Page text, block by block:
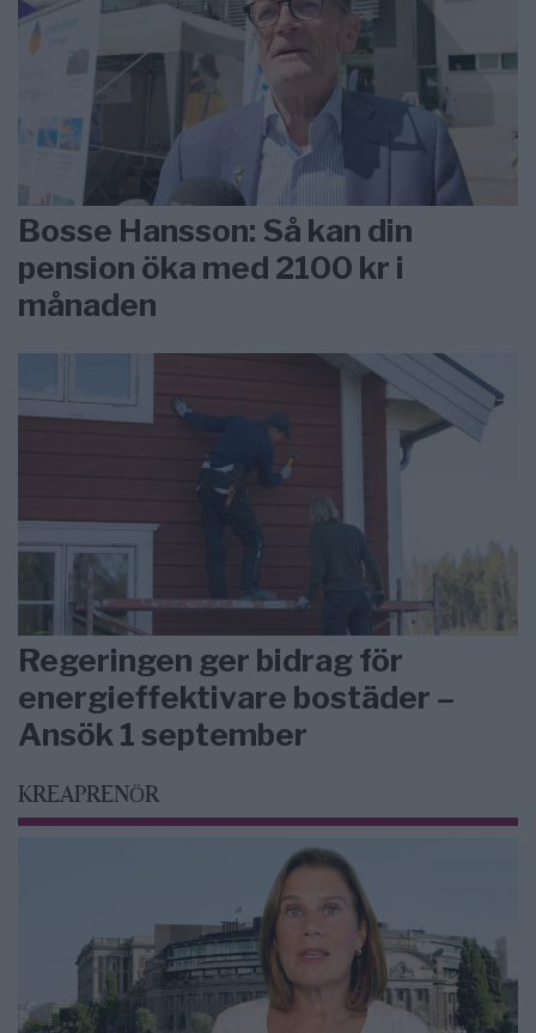
Bosse Hansson: Så kan din
pension öka med 2100 kr i
månaden
Regeringen ger bidrag för
energieffektivare bostäder –
Ansök 1 september
KREAPRENÖR